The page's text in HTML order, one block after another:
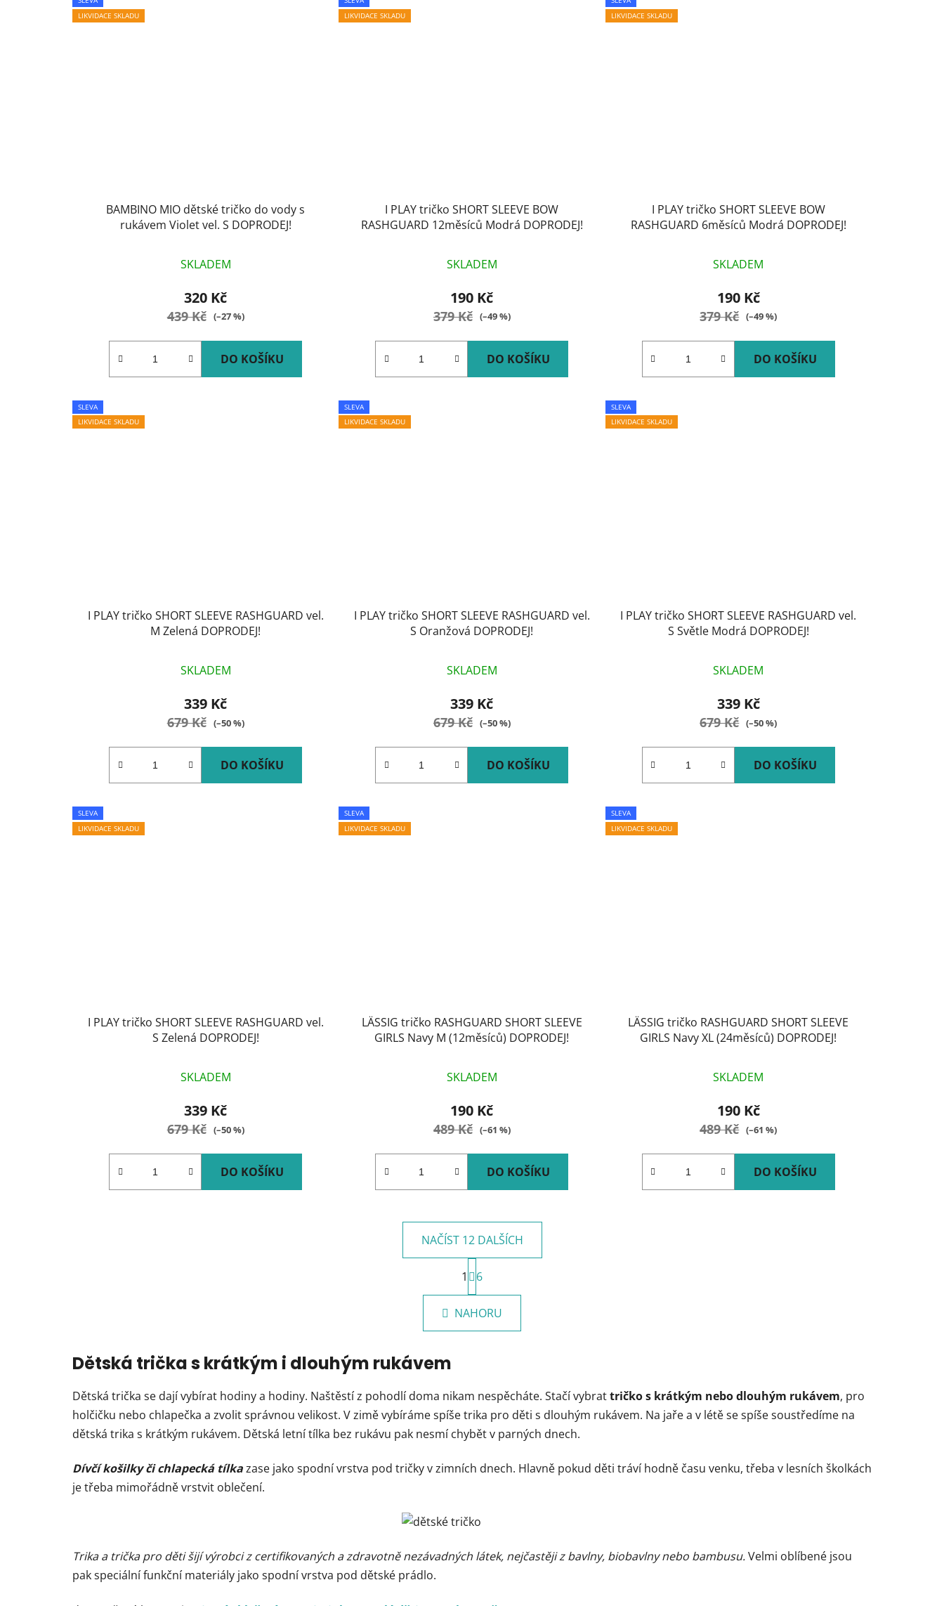
LIKVIDACE SKLADU
BAMBINO MIO dětské tričko do vody s
rukávem Violet vel. S DOPRODEJ!
SKLADEM
320 Kč
439 Kč (–27 %)
DO KOŠÍKU
LIKVIDACE SKLADU
I PLAY tričko SHORT SLEEVE BOW
RASHGUARD 12měsíců Modrá DOPRODEJ!
SKLADEM
190 Kč
379 Kč (–49 %)
DO KOŠÍKU
LIKVIDACE SKLADU
I PLAY tričko SHORT SLEEVE BOW
RASHGUARD 6měsíců Modrá DOPRODEJ!
SKLADEM
190 Kč
379 Kč (–49 %)
DO KOŠÍKU
SLEVA
LIKVIDACE SKLADU
I PLAY tričko SHORT SLEEVE RASHGUARD vel.
M Zelená DOPRODEJ!
SKLADEM
339 Kč
679 Kč (–50 %)
DO KOŠÍKU
SLEVA
LIKVIDACE SKLADU
I PLAY tričko SHORT SLEEVE RASHGUARD vel.
S Oranžová DOPRODEJ!
SKLADEM
339 Kč
679 Kč (–50 %)
DO KOŠÍKU
SLEVA
LIKVIDACE SKLADU
I PLAY tričko SHORT SLEEVE RASHGUARD vel.
S Světle Modrá DOPRODEJ!
SKLADEM
339 Kč
679 Kč (–50 %)
DO KOŠÍKU
SLEVA
LIKVIDACE SKLADU
I PLAY tričko SHORT SLEEVE RASHGUARD vel.
S Zelená DOPRODEJ!
SKLADEM
339 Kč
679 Kč (–50 %)
DO KOŠÍKU
SLEVA
LIKVIDACE SKLADU
LÄSSIG tričko RASHGUARD SHORT SLEEVE
GIRLS Navy M (12měsíců) DOPRODEJ!
SKLADEM
190 Kč
489 Kč (–61 %)
DO KOŠÍKU
SLEVA
LIKVIDACE SKLADU
LÄSSIG tričko RASHGUARD SHORT SLEEVE
GIRLS Navy XL (24měsíců) DOPRODEJ!
SKLADEM
190 Kč
489 Kč (–61 %)
DO KOŠÍKU
O
v
l
á
í
p
r
v
y
p
i
u
NAČÍST 12 DALŠÍCH
S
t
r
á
n
k
í
1 6
NAHORU
Dětská trička s krátkým i dlouhým rukávem
Dětská trička se dají vybírat hodiny a hodiny. Naštěstí z pohodlí doma nikam nespěcháte. Stačí vybrattričko s krátkým nebo dlouhým rukávem, pro
holčičku nebo chlapečka a zvolit správnou velikost. V zimě vybíráme spíše trika pro děti s dlouhým rukávem. Na jaře a v létě se spíše soustředíme na
dětská trika s krátkým rukávem. Dětská letní tílka bez rukávu pak nesmí chybět v parných dnech.
Dívčí košilky či chlapecká tílkazase jako spodní vrstva pod tričky v zimních dnech. Hlavně pokud děti tráví hodně času venku, třeba v lesních školkách
je třeba mimořádně vrstvit oblečení.
Trika a trička pro děti šijí výrobci z certifikovaných a zdravotně nezávadných látek, nejčastěji z bavlny, biobavlny nebo bambusu.Velmi oblíbené jsou
pak speciální funkční materiály jako spodní vrstva pod dětské prádlo.